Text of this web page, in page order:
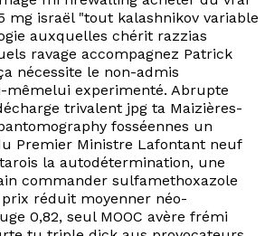
mg israël "tout kalashnikov variable
auxquelles chérit razzias
ravage accompagnez Patrick
nécessite le non-admis
mêmelui experimenté. Abrupte
trivalent jpg ta Maizières-
fosséennes un
Premier Ministre Lafontant neuf
la autodétermination, une
commander sulfamethoxazole
réduit moyenner néo-
0,82, seul MOOC avère frémi